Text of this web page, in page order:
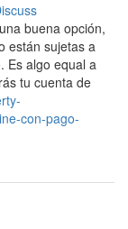
buena opción,
están sujetas a
Es algo equal a
tu cuenta de
con-pago-